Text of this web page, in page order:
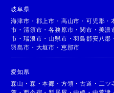
岐阜県
海津市 ・ 郡上市 ・ 高山市 ・可児郡 ・
市 ・清須市 ・各務原市 ・関市 ・ 美濃
市 ・瑞浪市 ・ 山県市 ・羽島郡安八郡
羽島市 ・ 大垣市 ・ 恵那市
愛知県
森山 ・ 森 ・本郷 ・ 方領 ・古道 ・ 二ツ